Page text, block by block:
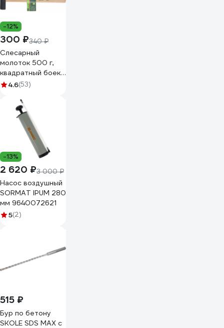
-12%
300 ₽340 ₽
Слесарный
молоток 500 г,
квадратный боек,
деревянная
СИБРТЕХ 10217
4.6(53)
-13%
2 620 ₽3 000 ₽
Насос воздушный
SORMAT IPUM 280
мм 9640072621
5(2)
515 ₽
Бур по бетону
SKOLE SDS MAX с